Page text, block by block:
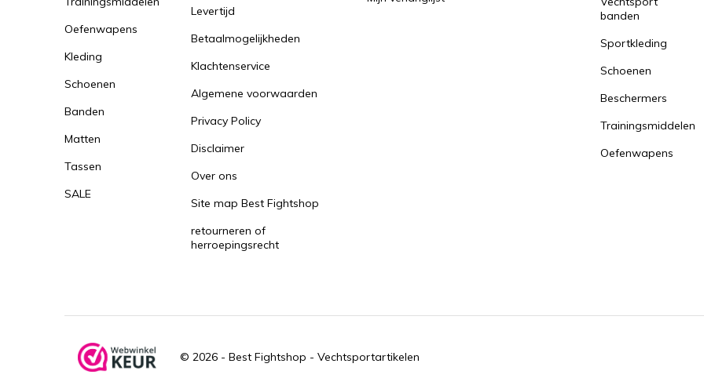
Oefenwapens
Kleding
Schoenen
Banden
Matten
Tassen
SALE
Levertijd
Betaalmogelijkheden
Klachtenservice
Algemene voorwaarden
Privacy Policy
Disclaimer
Over ons
Site map Best Fightshop
retourneren of
herroepingsrecht
banden
Sportkleding
Schoenen
Beschermers
Trainingsmiddelen
Oefenwapens
© 2026 - Best Fightshop - Vechtsportartikelen